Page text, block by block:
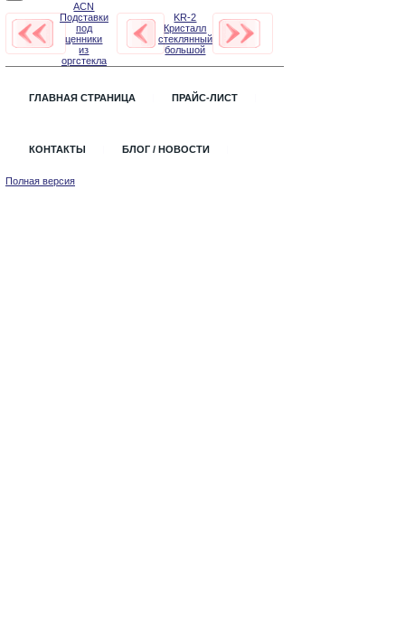
ACN
Подставки
под
ценники
из
оргстекла
KR-2
Кристалл
стеклянный
большой
ГЛАВНАЯ СТРАНИЦА ПРАЙС-ЛИСТ
КОНТАКТЫ БЛОГ / НОВОСТИ
Полная версия